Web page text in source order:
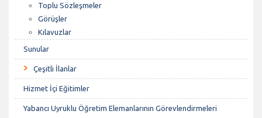
Toplu Sözleşmeler
Görüşler
Kılavuzlar
Sunular
Çeşitli İlanlar
Hizmet İçi Eğitimler
Yabancı Uyruklu Öğretim Elemanlarının Görevlendirmeleri